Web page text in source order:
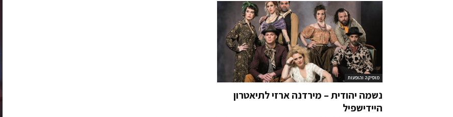
מוסיקה והופעות
נשמה יהודית – מירדנה ארזי לתיאטרון
היידישפיל